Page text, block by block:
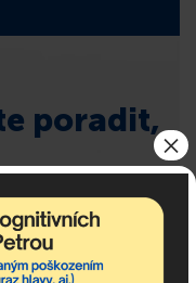
poradit,
×